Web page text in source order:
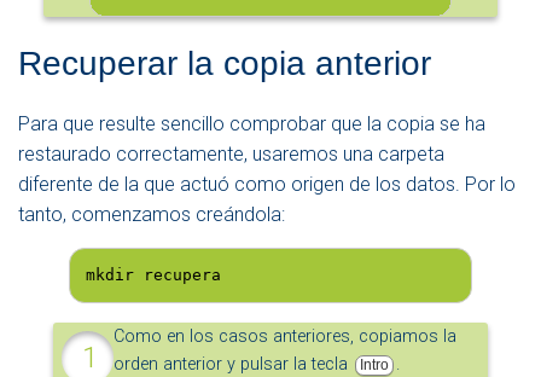
Recuperar la copia anterior
Para que resulte sencillo comprobar que la copia se ha
restaurado correctamente, usaremos una carpeta
diferente de la que actuó como origen de los datos. Por lo
tanto, comenzamos creándola:
mkdir recupera
Como en los casos anteriores, copiamos la
orden anterior y pulsar la tecla
Intro .